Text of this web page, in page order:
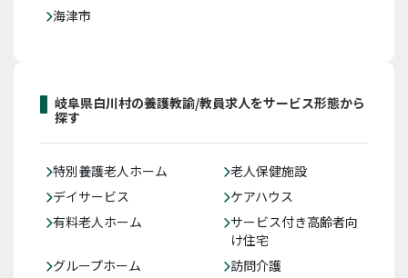
海津市
岐阜県白川村の養護教諭/教員求人をサービス形態から
探す
特別養護老人ホーム
老人保健施設
デイサービス
ケアハウス
有料老人ホーム
サービス付き高齢者向
け住宅
グループホーム
訪問介護